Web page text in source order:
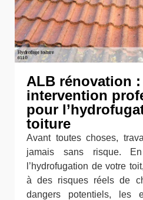
ALB rénovation
intervention
pour
toiture
Avant toutes choses,
jamais sans risque.
l’hydrofugation de votre
à des risques réels de
dangers potentiels, les